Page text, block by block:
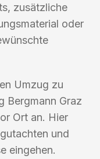
zusätzliche
oder
Umzug zu
Bergmann Graz
Ort an. Hier
und
eingehen.